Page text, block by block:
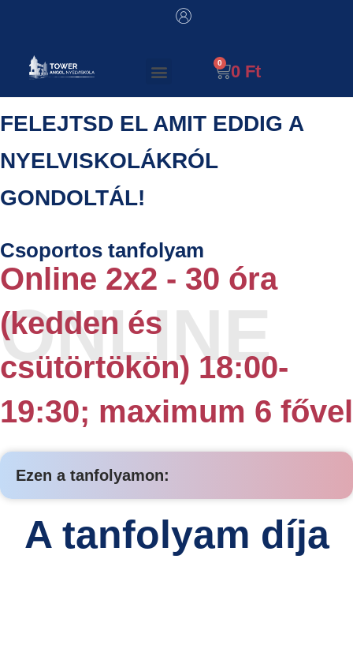
0 Ft
FELEJTSD EL AMIT EDDIG A
NYELVISKOLÁKRÓL
GONDOLTÁL!
Csoportos tanfolyam
Online 2x2 - 30 óra
(kedden és
csütörtökön) 18:00-
19:30; maximum 6 fővel
Ezen a tanfolyamon:
A tanfolyam díja